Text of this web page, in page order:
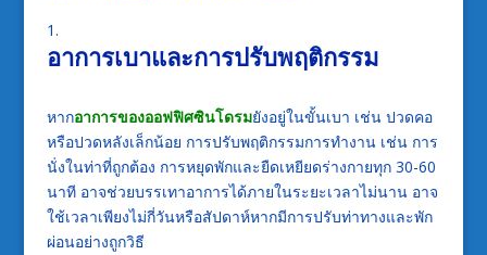
อาการเบาและการปรับพฤติกรรม
หากอาการของออฟฟิศซินโดรมยังอยู่ในขั้นเบา เช่น ปวดคอ
หรือปวดหลังเล็กน้อย การปรับพฤติกรรมการทำงาน เช่น การ
นั่งในท่าที่ถูกต้อง การหยุดพักและยืดเหยียดร่างกายทุก 30-60
นาที อาจช่วยบรรเทาอาการได้ภายในระยะเวลาไม่นาน อาจ
ใช้เวลาเพียงไม่กี่วันหรือสัปดาห์หากมีการปรับท่าทางและพัก
ผ่อนอย่างถูกวิธี